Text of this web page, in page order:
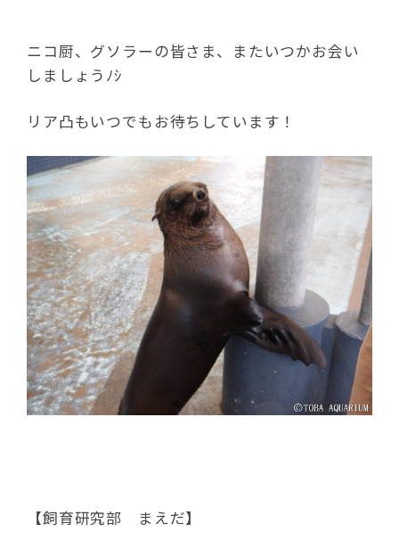
ニコ厨、グソラーの皆さま、またいつかお会い
しましょうﾉｼ
リア凸もいつでもお待ちしています！
【飼育研究部 まえだ】